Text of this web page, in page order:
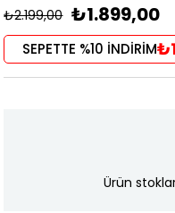
₺2.199,00 ₺1.899,00
SEPETTE %10 İNDİRİM
Ürün